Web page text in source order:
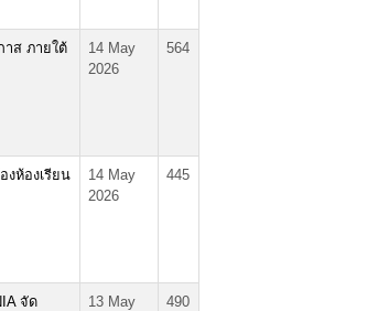
าส ภายใต้
14 May
2026
564
ห้องเรียน
14 May
2026
445
จัด
13 May
490